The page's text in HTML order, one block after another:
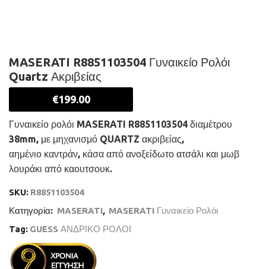
MASERATI R8851103504 Γυναικείο Ρολόι
Quartz Ακριβείας
€199.00
Γυναικείο ρολόι MASERATI R8851103504 διαμέτρου
38mm, με μηχανισμό QUARTZ ακριβείας,
αημένιο καντράν, κάσα από ανοξείδωτο ατσάλι και μωβ
λουράκι από καουτσουκ.
SKU: R8851103504
Κατηγορία: MASERATI, MASERATI Γυναικείο Ρολόι
Tag: GUESS ΑΝΔΡΙΚΟ ΡΟΛΟΙ